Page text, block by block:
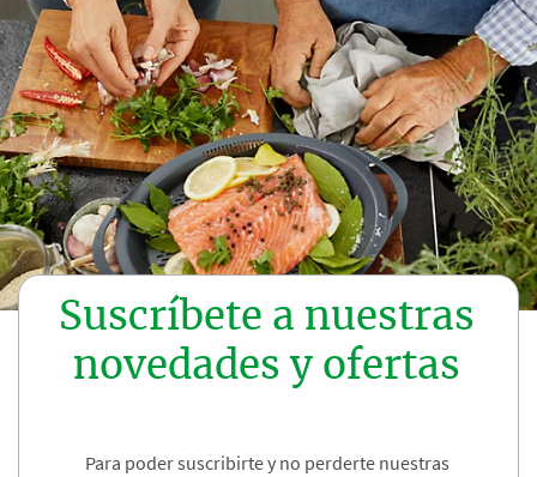
Suscríbete a nuestras
novedades y ofertas
Para poder suscribirte y no perderte nuestras